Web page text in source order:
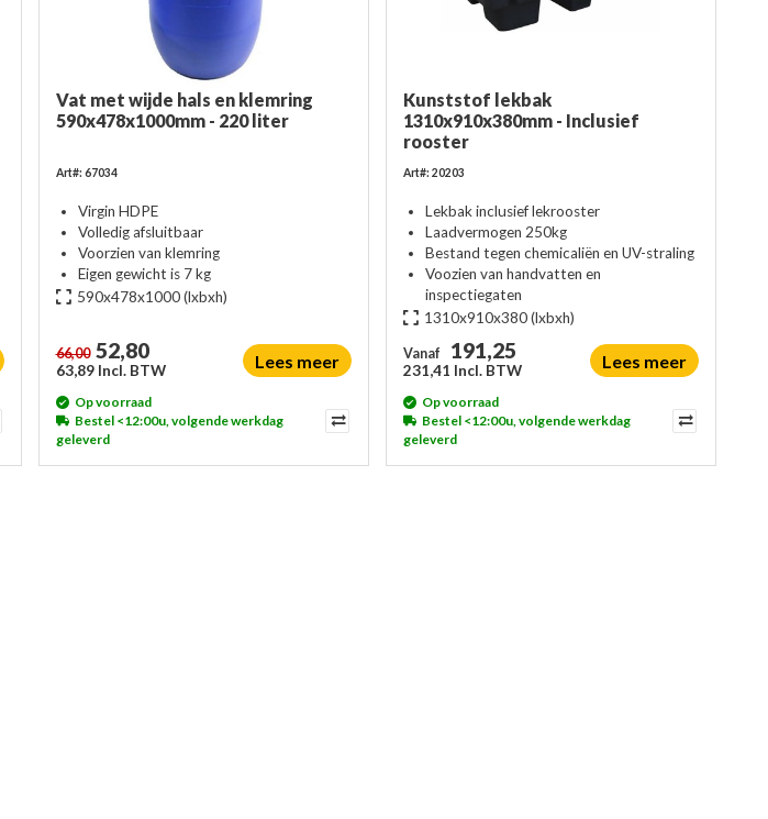
Vat met wijde hals en klemring
590x478x1000mm - 220 liter
Art#: 67034
Virgin HDPE
Volledig afsluitbaar
Voorzien van klemring
Eigen gewicht is 7 kg
590x478x1000(lxbxh)
66,00 52,80
63,89 Incl. BTW Lees meer
Op voorraad
Bestel <12:00u, volgende werkdag
geleverd
Kunststof lekbak
1310x910x380mm - Inclusief
rooster
Art#: 20203
Lekbak inclusief lekrooster
Laadvermogen 250kg
Bestand tegen chemicaliën en UV-straling
Voozien van handvatten en
inspectiegaten
1310x910x380(lxbxh)
Vanaf 191,25
231,41 Incl. BTW Lees meer
Op voorraad
Bestel <12:00u, volgende werkdag
geleverd